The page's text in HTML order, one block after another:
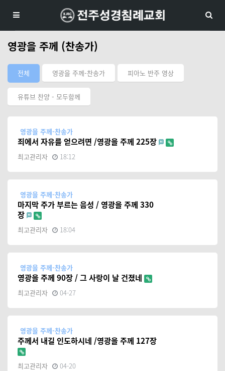
영광을 주께 (찬송가)
전체 영광을 주께-찬송가 피아노 반주 영상
유튜브 찬양 - 모두함께
영광을 주께-찬송가
죄에서 자유를 얻으려면 /영광을 주께 225장
최고관리자 18:12
영광을 주께-찬송가
마지막 주가 부르는 음성 / 영광을 주께 330
장
최고관리자 18:04
영광을 주께-찬송가
영광을 주께 90장 / 그 사랑이 날 건졌네
최고관리자 04-27
영광을 주께-찬송가
주께서 내길 인도하시네 /영광을 주께 127장
최고관리자 04-20